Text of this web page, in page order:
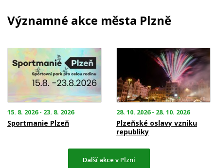
Významné akce města Plzně
15. 8. 2026 - 23. 8. 2026
Sportmanie Plzeň
28. 10. 2026 - 28. 10. 2026
Plzeňské oslavy vzniku
republiky
Další akce v Plzni